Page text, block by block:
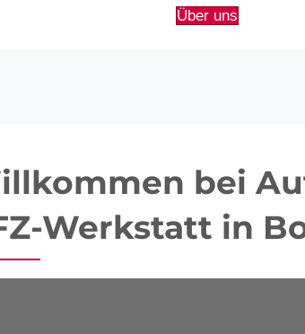
Über uns
bei
Werkstatt in